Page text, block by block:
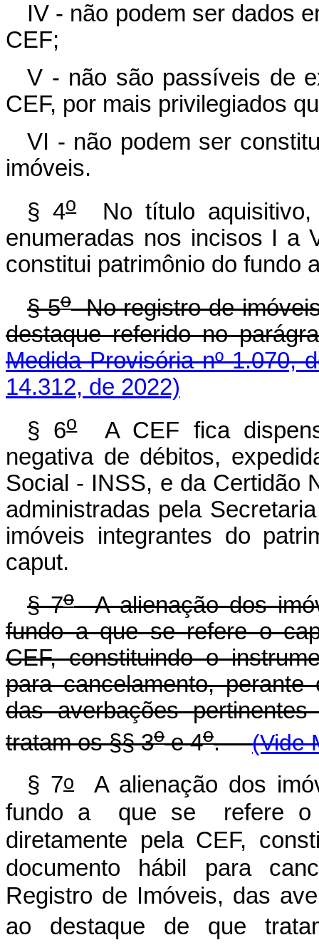
IV - não podem ser dados
CEF;
V - não são passíveis de
CEF, por mais privilegiados
VI - não podem ser
imóveis.
§ 4oNo título aquisitivo,
enumeradas nos incisos I a
constitui patrimônio do fundo
§ 5oNo registro de
destaque referido no
Medida Provisória nº 1.070,
14.312, de 2022)
§ 6oA CEF fica
negativa de débitos,
Social - INSS, e da Certidão
administradas pela
imóveis integrantes do
caput.
§ 7oA alienação dos
fundo a que se refere o
CEF, constituindo o
para cancelamento,
das averbações
tratam os §§ 3oe 4o.(Vide
§ 7o
A alienação dos
fundo a que se refere o
diretamente pela CEF,
documento hábil para
Registro de Imóveis, das
ao destaque de que